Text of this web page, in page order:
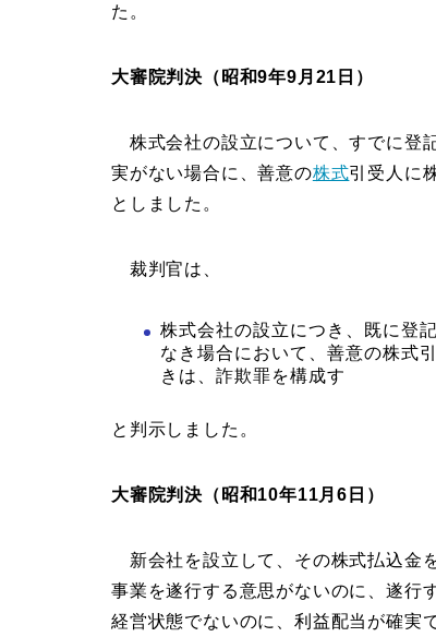
た。
大審院判決（昭和9年9月21日）
株式会社の設立について、すでに登
実がない場合に、善意の株式引受人に
としました。
裁判官は、
株式会社の設立につき、既に登
なき場合において、善意の株式
きは、詐欺罪を構成す
と判示しました。
大審院判決（昭和10年11月6日）
新会社を設立して、その株式払込金
事業を遂行する意思がないのに、遂行
経営状態でないのに、利益配当が確実